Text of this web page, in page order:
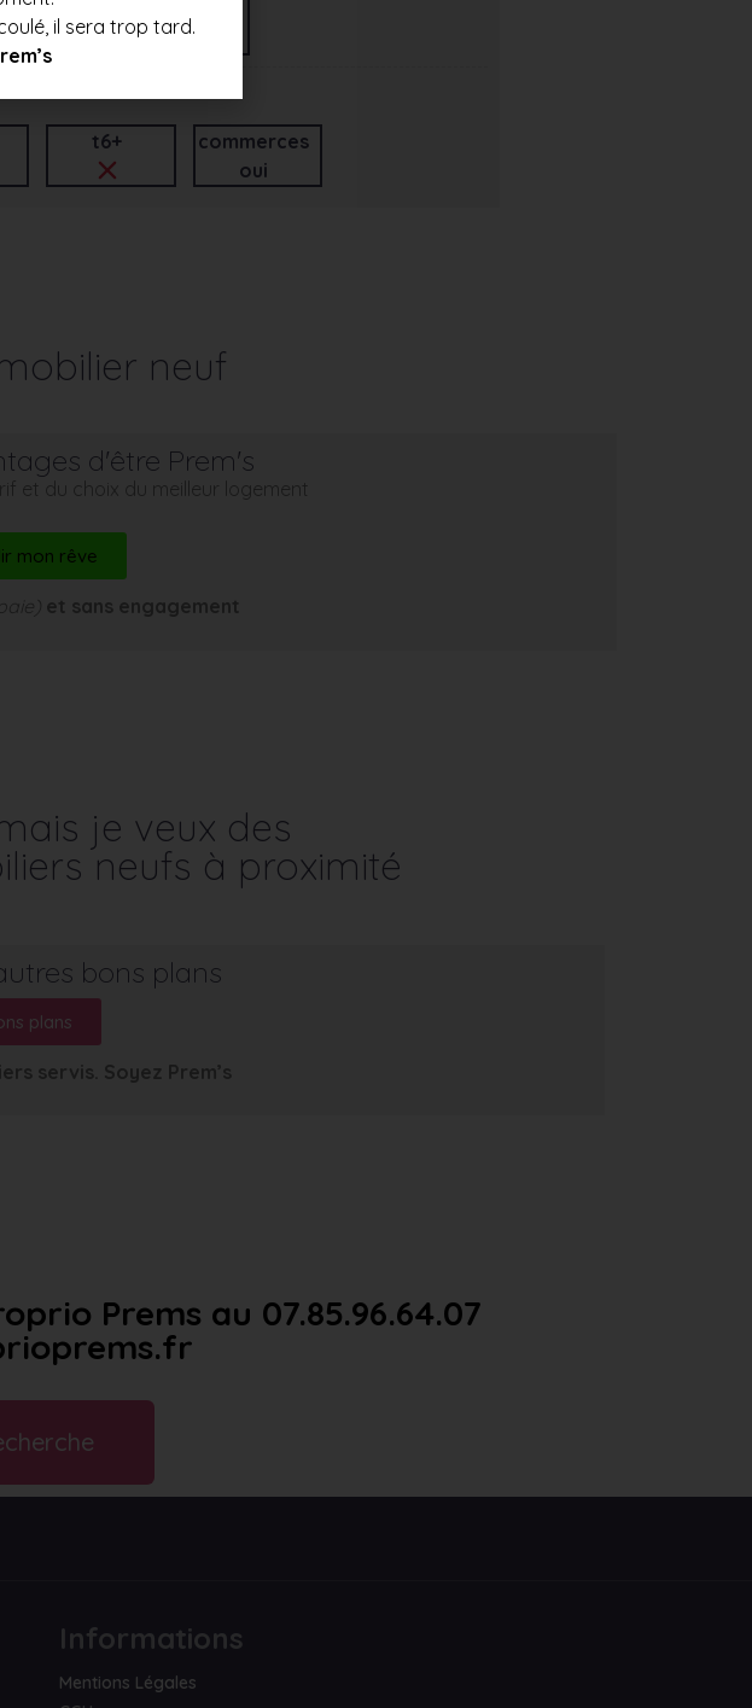
t5
t6+
commerces
oui
neuf
d'être Prem's
et du choix du meilleur logement
mon rêve
et sans engagement
je veux des
neufs à proximité
bons plans
plans
servis. Soyez Prem’s
Prems au 07.85.96.64.07
Informations
Mentions Légales
il sera trop tard.